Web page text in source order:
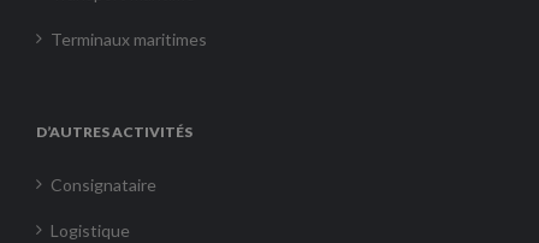
Terminaux maritimes
D’AUTRES ACTIVITÉS
Consignataire
Logistique